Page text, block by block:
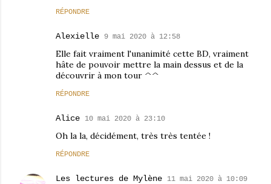
RÉPONDRE
Alexielle 9 mai 2020 à 12:58
Elle fait vraiment l'unanimité cette BD, vraiment
hâte de pouvoir mettre la main dessus et de la
découvrir à mon tour ^^
RÉPONDRE
Alice 10 mai 2020 à 23:10
Oh la la, décidément, très très tentée !
RÉPONDRE
Les lectures de Mylène 11 mai 2020 à 10:09